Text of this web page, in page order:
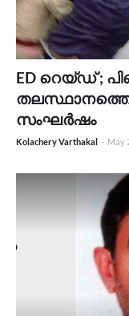
ED റെയ്ഡ് ;
തലസ്ഥാനത്തെ
സംഘർഷം
Kolachery Varthakal - May